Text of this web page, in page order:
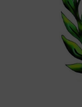
Àrea Artística